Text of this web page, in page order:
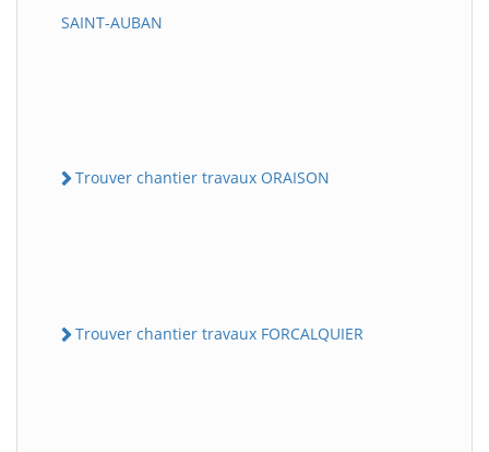
SAINT-AUBAN
Trouver chantier travaux ORAISON
Trouver chantier travaux FORCALQUIER